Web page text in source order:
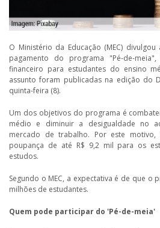
O Ministério da Educação (MEC)
pagamento do programa "Pé-de-
financeiro para estudantes do ensino
assunto foram publicadas na edição do
quinta-feira (8).
Um dos objetivos do programa é
médio e diminuir a desigualdade no
mercado de trabalho. Por este
poupança de até R$ 9,2 mil para os
estudos.
Segundo o MEC, a expectativa é de que o
milhões de estudantes.
Quem pode participar do 'Pé-de-meia'